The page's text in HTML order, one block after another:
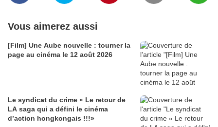
Vous aimerez aussi
[Film] Une Aube nouvelle : tourner la
page au cinéma le 12 août 2026
Le syndicat du crime « Le retour de
LA saga qui a défini le cinéma
d’action hongkongais !!!»